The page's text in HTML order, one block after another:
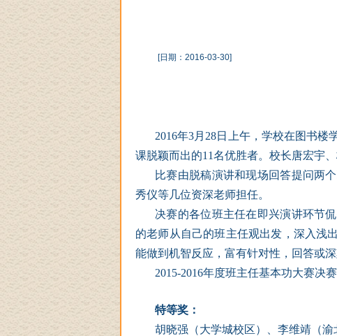
[日期：2016-03-30]
2016年3月 28日 上午，学校在图书楼
课脱颖而出的11名优胜者。校长唐宏宇
比赛由脱稿演讲和现场回答提问两
秀仪等几位资深老师担任。
决赛的各位班主任在即兴演讲环节
的老师从自己的班主任观出发，深入浅
能做到机智反应，富有针对性，回答或
2015-2016年度班主任基本功大赛决
特等奖：
胡晓强（大学城校区）、李维靖（渝